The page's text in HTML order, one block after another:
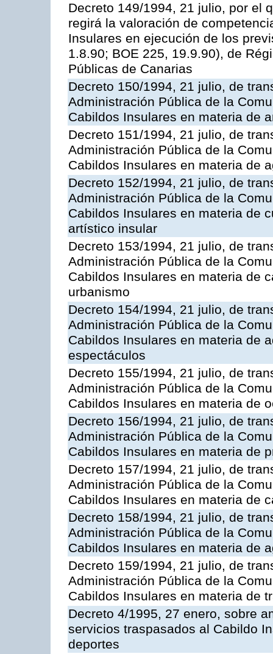
Decreto 149/1994, 21 julio, por el
regirá la valoración de
Insulares en ejecución de los
1.8.90; BOE 225, 19.9.90), de
Públicas de Canarias
Decreto 150/1994, 21 julio, de
Administración Pública de la
Cabildos Insulares en materia de
Decreto 151/1994, 21 julio, de
Administración Pública de la
Cabildos Insulares en materia de
Decreto 152/1994, 21 julio, de
Administración Pública de la
Cabildos Insulares en materia de
artístico insular
Decreto 153/1994, 21 julio, de
Administración Pública de la
Cabildos Insulares en materia de
urbanismo
Decreto 154/1994, 21 julio, de
Administración Pública de la
Cabildos Insulares en materia de
espectáculos
Decreto 155/1994, 21 julio, de
Administración Pública de la
Cabildos Insulares en materia de
Decreto 156/1994, 21 julio, de
Administración Pública de la
Cabildos Insulares en materia de
Decreto 157/1994, 21 julio, de
Administración Pública de la
Cabildos Insulares en materia de
Decreto 158/1994, 21 julio, de
Administración Pública de la
Cabildos Insulares en materia de
Decreto 159/1994, 21 julio, de
Administración Pública de la
Cabildos Insulares en materia de
Decreto 4/1995, 27 enero, sobre
servicios traspasados al Cabildo
deportes